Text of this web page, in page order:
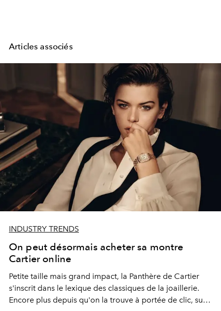
Articles associés
INDUSTRY TRENDS
On peut désormais acheter sa montre
Cartier online
Petite taille mais grand impact, la Panthère de Cartier
s'inscrit dans le lexique des classiques de la joaillerie.
Encore plus depuis qu'on la trouve à portée de clic, sur